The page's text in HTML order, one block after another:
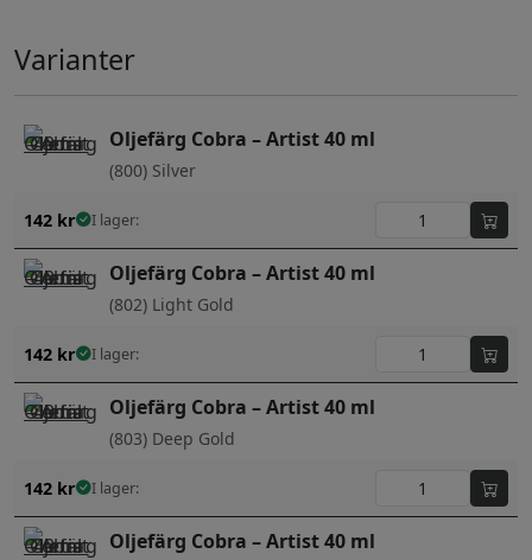
Varianter
Oljefärg Cobra – Artist 40 ml
(800) Silver
142 kr I lager:
Oljefärg Cobra – Artist 40 ml
(802) Light Gold
142 kr I lager:
Oljefärg Cobra – Artist 40 ml
(803) Deep Gold
142 kr I lager:
Oljefärg Cobra – Artist 40 ml